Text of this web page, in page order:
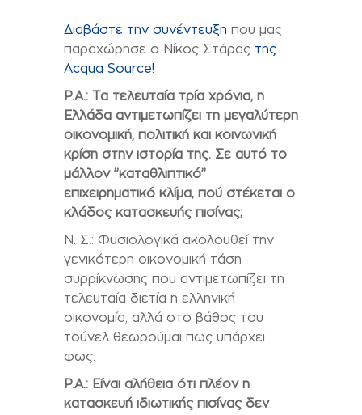
Διαβάστε την συνέντευξη που μας
παραχώρησε ο Νίκος Στάρας της
Acqua Source!
P.A.: Τα τελευταία τρία χρόνια, η
Ελλάδα αντιμετωπίζει τη μεγαλύτερη
οικονομική, πολιτική και κοινωνική
κρίση στην ιστορία της. Σε αυτό το
μάλλον ’’καταθλιπτικό’’
επιχειρηματικό κλίμα, πού στέκεται ο
κλάδος κατασκευής πισίνας;
Ν. Σ.: Φυσιολογικά ακολουθεί την
γενικότερη οικονομική τάση
συρρίκνωσης που αντιμετωπίζει τη
τελευταία διετία η ελληνική
οικονομία, αλλά στο βάθος του
τούνελ θεωρούμαι πως υπάρχει
φως.
P.A.: Είναι αλήθεια ότι πλέον η
κατασκευή ιδιωτικής πισίνας δεν